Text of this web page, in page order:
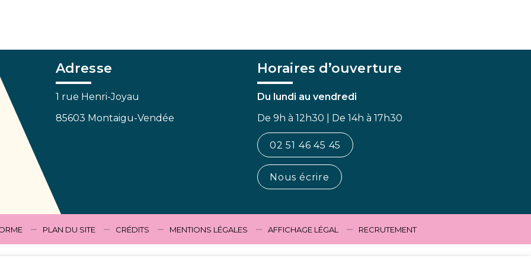
Adresse
1 rue Henri-Joyau
85603 Montaigu-Vendée
Horaires d’ouverture
Du lundi au vendredi
De 9h à 12h30 | De 14h à 17h30
02 51 46 45 45
Nous écrire
PLAN DU SITE CRÉDITS MENTIONS LÉGALES AFFICHAGE LÉGAL RECRUTEMENT